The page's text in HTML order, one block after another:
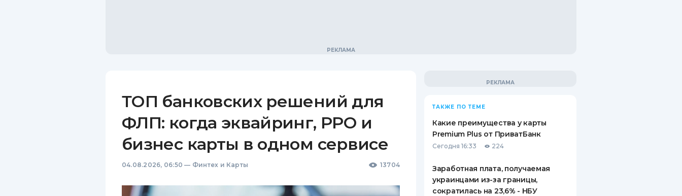
ТОП банковских решений для
ФЛП: когда эквайринг, РРО и
бизнес карты в одном сервисе
04.08.2026, 06:50 — Финтех и Карты 13704
ТАКЖЕ ПО ТЕМЕ
Какие преимущества у карты
Premium Plus от ПриватБанк
Сегодня 16:33 224
Заработная плата, получаемая
украинцами из-за границы,
сократилась на 23,6% - НБУ